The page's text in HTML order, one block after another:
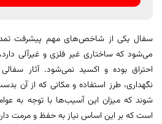
سفال یکی از شاخص‌های مهم پیشرفت
می‌شود که ساختاری غیر فلزی و غیرآلی
احتراق بوده و اکسید نمی‌شود. آثار
نگهداری، طرز استفاده و مکانی که از آن
شوند که میزان این آسیب‌ها با توجه به
است که بر این اساس نیاز به حفظ و مرمت